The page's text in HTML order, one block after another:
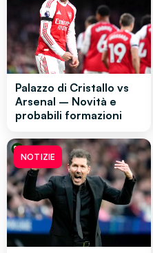
Palazzo di Cristallo vs
Arsenal – Novità e
probabili formazioni
NOTIZIE